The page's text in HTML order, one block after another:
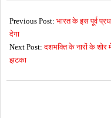
02-
27
Previous Post: भारत के इस पूर्व
देगा
Next Post:दशभक्ति के नारों के शोर
झटका